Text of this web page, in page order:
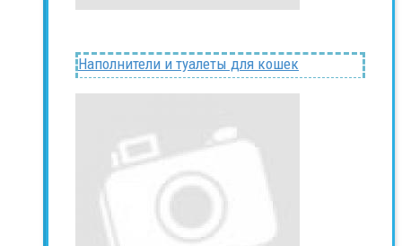
Наполнители и туалеты для кошек